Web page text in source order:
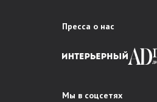
Пресса о нас
Мы в соцсетях